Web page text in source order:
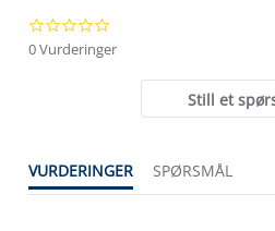
star
0 Vurderinger
Still et
VURDERINGER SPØRSMÅL
Kundeservice
Kundeklubb
Klima og miljø
1% til samfunnet
Trelagsprinsippet barn
Alt du trenger til
Gravidklær